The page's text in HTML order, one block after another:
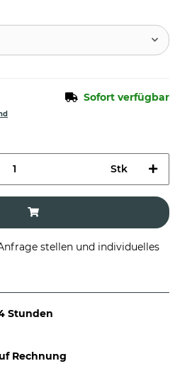
Sofort verfügbar
Stk
stellen und individuelles
Stunden
Rechnung